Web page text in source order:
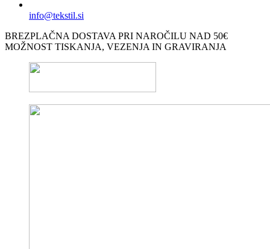
info@tekstil.si
BREZPLAČNA DOSTAVA PRI NAROČILU NAD 50€
MOŽNOST TISKANJA, VEZENJA IN GRAVIRANJA